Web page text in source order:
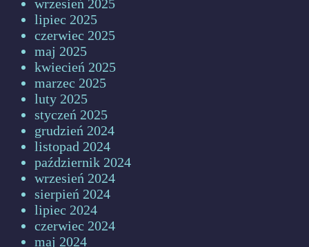
wrzesień 2025
lipiec 2025
czerwiec 2025
maj 2025
kwiecień 2025
marzec 2025
luty 2025
styczeń 2025
grudzień 2024
listopad 2024
październik 2024
wrzesień 2024
sierpień 2024
lipiec 2024
czerwiec 2024
maj 2024